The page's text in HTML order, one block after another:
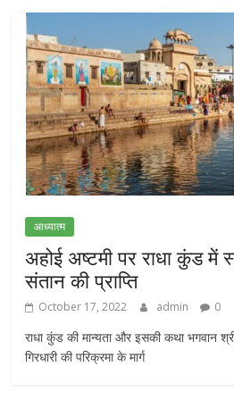
आध्यात्म
अहोई अष्टमी पर राधा कुंड में
संतान की प्राप्ति
October 17, 2022 admin 0
राधा कुंड की मान्यता और इसकी कथा भगवान
गिरधारी की परिक्रमा के मार्ग